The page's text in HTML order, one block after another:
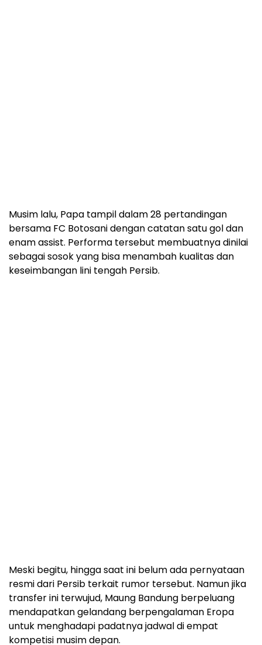
Musim lalu, Papa tampil dalam 28 pertandingan
bersama FC Botosani dengan catatan satu gol dan
enam assist. Performa tersebut membuatnya dinilai
sebagai sosok yang bisa menambah kualitas dan
keseimbangan lini tengah Persib.
Meski begitu, hingga saat ini belum ada pernyataan
resmi dari Persib terkait rumor tersebut. Namun jika
transfer ini terwujud, Maung Bandung berpeluang
mendapatkan gelandang berpengalaman Eropa
untuk menghadapi padatnya jadwal di empat
kompetisi musim depan.